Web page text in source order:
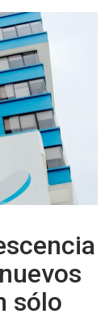
sólo